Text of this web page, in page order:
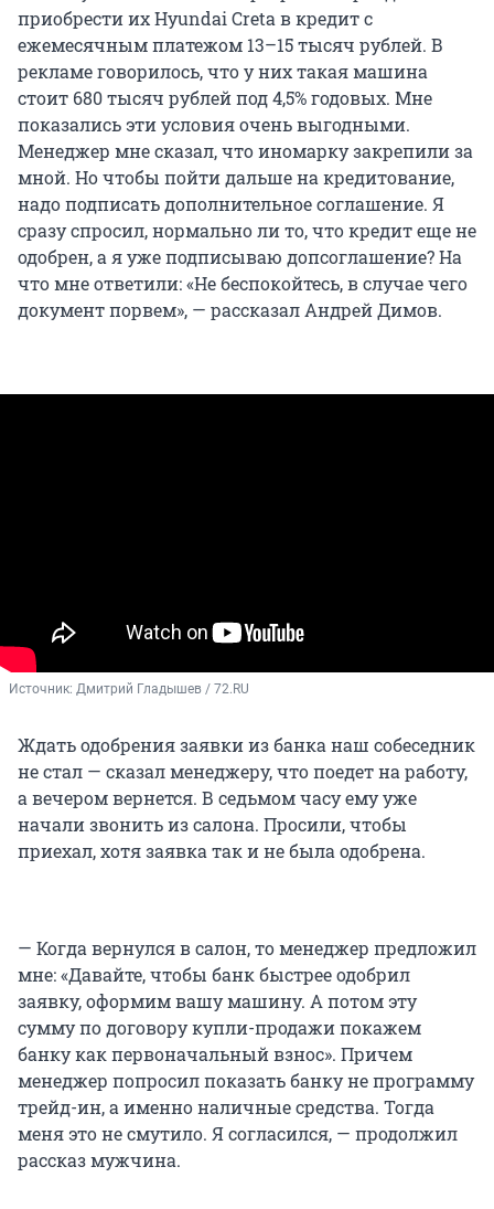
приобрести их Hyundai Creta в кредит с
ежемесячным платежом 13–15 тысяч рублей. В
рекламе говорилось, что у них такая машина
стоит 680 тысяч рублей под 4,5% годовых. Мне
показались эти условия очень выгодными.
Менеджер мне сказал, что иномарку закрепили за
мной. Но чтобы пойти дальше на кредитование,
надо подписать дополнительное соглашение. Я
сразу спросил, нормально ли то, что кредит еще не
одобрен, а я уже подписываю допсоглашение? На
что мне ответили: «Не беспокойтесь, в случае чего
документ порвем», — рассказал Андрей Димов.
Источник: Дмитрий Гладышев / 72.RU
Ждать одобрения заявки из банка наш собеседник
не стал — сказал менеджеру, что поедет на работу,
а вечером вернется. В седьмом часу ему уже
начали звонить из салона. Просили, чтобы
приехал, хотя заявка так и не была одобрена.
— Когда вернулся в салон, то менеджер предложил
мне: «Давайте, чтобы банк быстрее одобрил
заявку, оформим вашу машину. А потом эту
сумму по договору купли-продажи покажем
банку как первоначальный взнос». Причем
менеджер попросил показать банку не программу
трейд-ин, а именно наличные средства. Тогда
меня это не смутило. Я согласился, — продолжил
рассказ мужчина.